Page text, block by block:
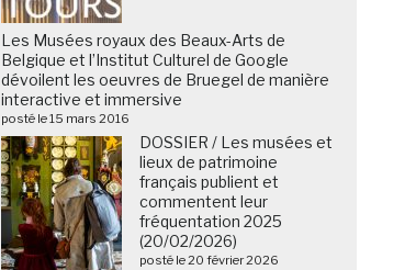
Les Musées royaux des Beaux-Arts de
Belgique et l’Institut Culturel de Google
dévoilent les oeuvres de Bruegel de manière
interactive et immersive
posté le 15 mars 2016
DOSSIER / Les musées et
lieux de patrimoine
français publient et
commentent leur
fréquentation 2025
(20/02/2026)
posté le 20 février 2026